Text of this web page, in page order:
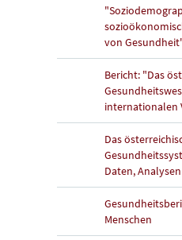
von
Bericht: "Das
internationalen
Das
Daten, Analysen
Menschen